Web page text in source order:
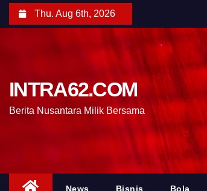
Thu. Aug 6th, 2026
INTRA62.COM
Berita Nusantara Milik Bersama
News Bisnis Bola